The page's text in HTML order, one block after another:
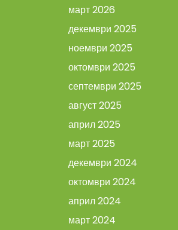
март 2026
декември 2025
ноември 2025
октомври 2025
септември 2025
август 2025
април 2025
март 2025
декември 2024
октомври 2024
април 2024
март 2024